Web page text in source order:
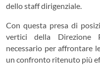
dello staff dirigenziale.
Con questa presa di
vertici della Direzione
necessario per affrontare
un confronto ritenuto più